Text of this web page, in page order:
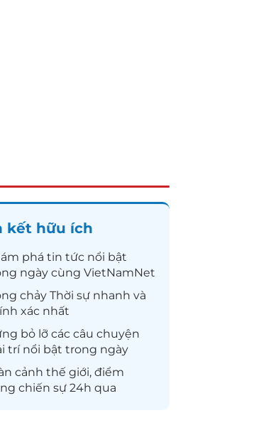
kết hữu ích
phá tin tức nổi bật
ngày cùng VietNamNet
chảy Thời sự nhanh và
xác nhất
bỏ lỡ các câu chuyện
trínổi bật trong ngày
cảnh thế giới, điểm
chiến sự 24h qua